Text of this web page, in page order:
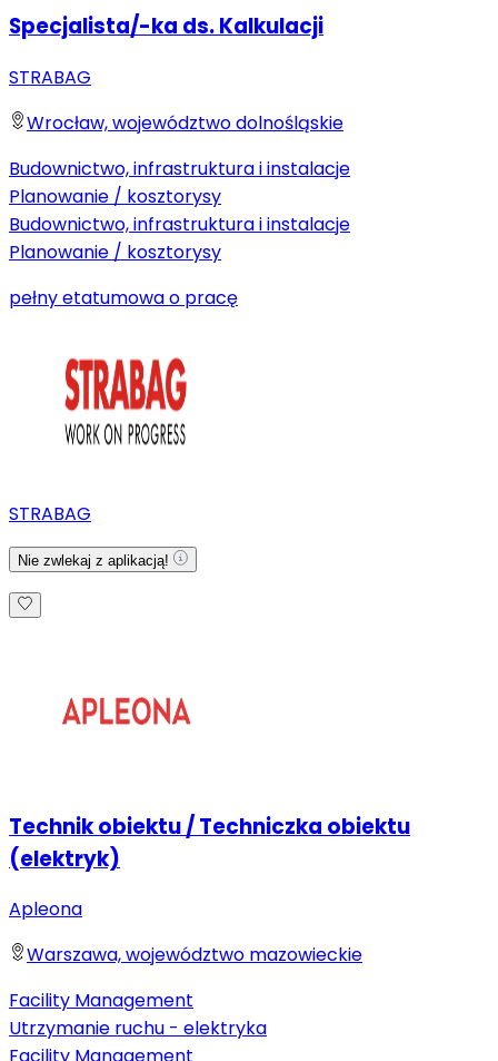
Specjalista/-ka ds. Kalkulacji
STRABAG
Wrocław, województwo dolnośląskie
Budownictwo, infrastruktura i instalacje
Planowanie / kosztorysy
Budownictwo, infrastruktura i instalacje
Planowanie / kosztorysy
pełny etatumowa o pracę
STRABAG
Nie zwlekaj z aplikacją!
Technik obiektu / Techniczka obiektu
(elektryk)
Apleona
Warszawa, województwo mazowieckie
Facility Management
Utrzymanie ruchu - elektryka